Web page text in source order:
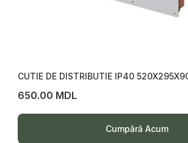
CUTIE DE DISTRIBUTIE IP40
650.00 MDL
Cumpără Acum